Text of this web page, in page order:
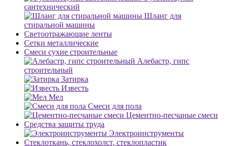
сантехнический
Шланг для
стиральной машины
Светоотражающие ленты
Сетки металлические
Смеси сухие строительные
Алебастр, гипс
строительный
Затирка
Известь
Мел
Смеси для пола
Цементно-песчаные смеси
Средства защиты труда
Электроинструменты
Стеклоткань, стеклохолст, стеклопластик